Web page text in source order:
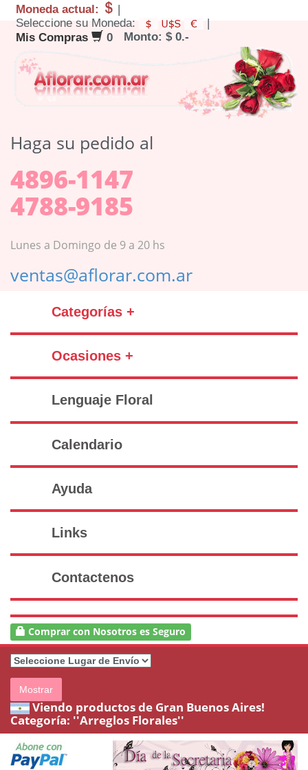
Moneda actual:
|
Seleccione su Moneda:
|
Mis Compras
0 Monto: $ 0.-
Haga su pedido al
4896-1147
4788-9185
Lunes a Domingo de 9 a 20 hs
ventas@aflorar.com.ar
Categorías +
Ocasiones +
Lenguaje Floral
Calendario
Ayuda
Links
Contactenos
Comprar con Nosotros es Seguro
Mostrar
Viendo productos de Gran Buenos Aires!
Categoría: ''Arreglos Florales''